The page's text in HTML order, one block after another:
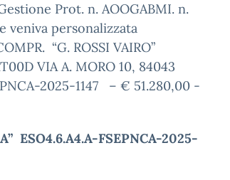
Prot. n. AOOGABMI. n.
veniva personalizzata
“G. ROSSI VAIRO”
VIA A. MORO 10, 84043
2025-1147
– € 51.280,00 -
ESO4.6.A4.A-FSEPNCA-2025-